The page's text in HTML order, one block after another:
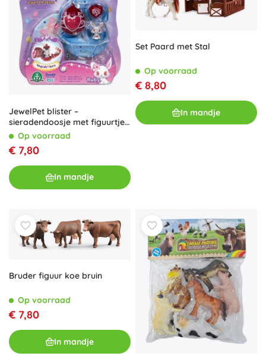
JewelPet blister –
sieradendoosje met figuurtje
en medaillon
Op voorraad
€ 7,80
In mandje
Set Paard met Stal
Op voorraad
€ 8,80
In mandje
Bruder figuur koe bruin
Op voorraad
€ 7,80
In mandje